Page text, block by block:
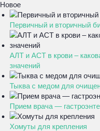
Новое
Первичный и вторичный
АЛТ и АСТ в крови –
значений
Тыква с медом для
Прием врача —
Хомуты для крепления